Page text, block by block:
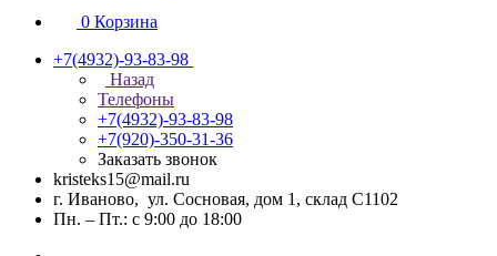
0 Корзина
+7(4932)-93-83-98
Назад
Телефоны
+7(4932)-93-83-98
+7(920)-350-31-36
Заказать звонок
kristeks15@mail.ru
г. Иваново, ул. Сосновая, дом 1, склад С1102
Пн. – Пт.: с 9:00 до 18:00